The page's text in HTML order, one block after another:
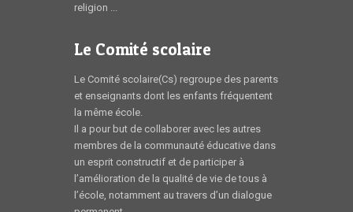
religion ...
Le Comité scolaire
Le Comité scolaire(Cs) regroupe des parents
et enseignants dont les enfants fréquentent
la même école.
Il a pour but de collaborer avec les autres
membres de la communauté éducative dans
un esprit constructif et de participer à
l’amélioration de la qualité de vie de tous à
l’école, notamment au travers d’un dialogue